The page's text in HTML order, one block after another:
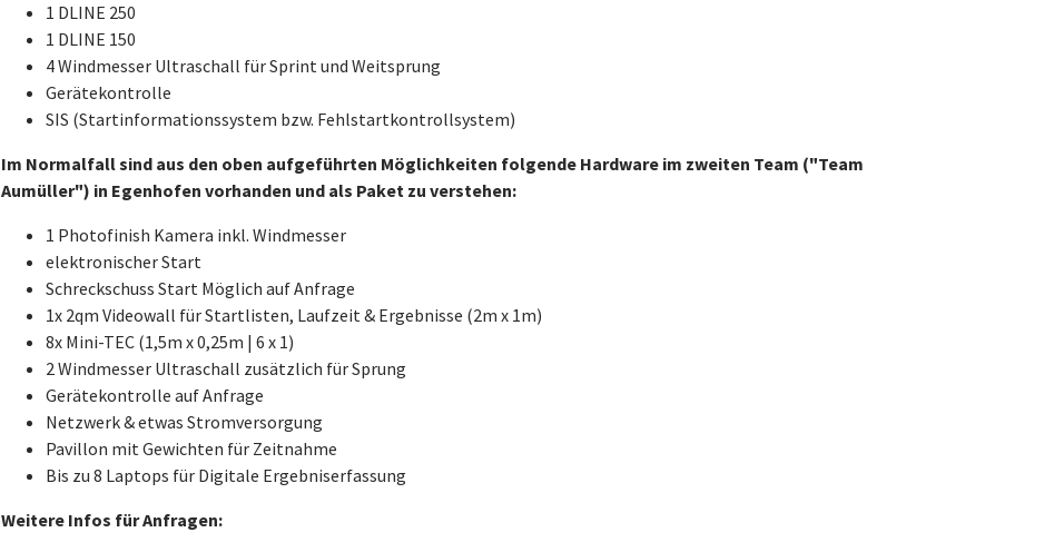
1 DLINE 250
1 DLINE 150
4 Windmesser Ultraschall für Sprint und Weitsprung
Gerätekontrolle
SIS (Startinformationssystem bzw. Fehlstartkontrollsystem)
Im Normalfall sind aus den oben aufgeführten Möglichkeiten folgende Hardware im zweiten Team ("Team
Aumüller") in Egenhofen vorhanden und als Paket zu verstehen:
1 Photofinish Kamera inkl. Windmesser
elektronischer Start
Schreckschuss Start Möglich auf Anfrage
1x 2qm Videowall für Startlisten, Laufzeit & Ergebnisse (2m x 1m)
8x Mini-TEC (1,5m x 0,25m | 6 x 1)
2 Windmesser Ultraschall zusätzlich für Sprung
Gerätekontrolle auf Anfrage
Netzwerk & etwas Stromversorgung
Pavillon mit Gewichten für Zeitnahme
Bis zu 8 Laptops für Digitale Ergebniserfassung
Weitere Infos für Anfragen: